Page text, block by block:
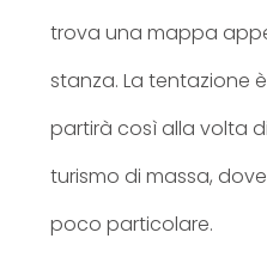
trova una mappa
stanza. La tentazione
partirà così alla volta
turismo di massa,
poco particolare.